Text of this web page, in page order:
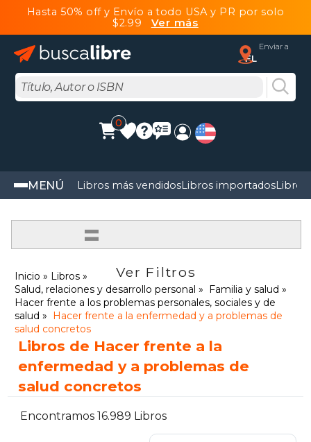
Hasta 50% off y Envío a todo USA y PR por solo
$2.99 Ver más
Enviar a
FL
0
MENÚ Libros más vendidosLibros importadosLibros
=
Ver Filtros
Inicio
Libros
Salud, relaciones y desarrollo personal
Familia y salud
Hacer frente a los problemas personales, sociales y de
salud
Hacer frente a la enfermedad y a problemas de
salud concretos
Libros de Hacer frente a la
enfermedad y a problemas de
salud concretos
Encontramos 16.989 Libros